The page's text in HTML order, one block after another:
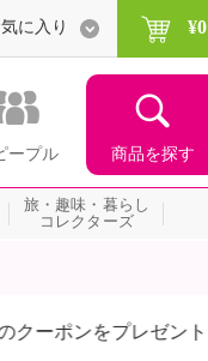
ープル 商品を探す
に入り ¥0
旅・趣味・暮らし
コレクターズ
ポンをプレゼント！